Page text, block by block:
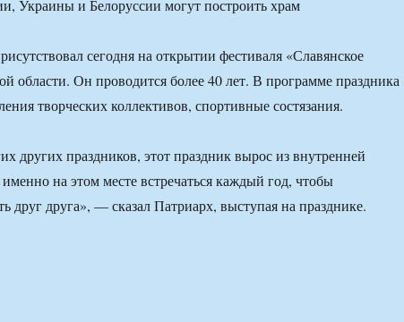
сегодня на открытии фестиваля «Славянское
области. Он проводится более 40 лет. В программе праздника
творческих коллективов, спортивные состязания.
других праздников, этот праздник вырос из внутренней
на этом месте встречаться каждый год, чтобы
друг друга», — сказал Патриарх, выступая на празднике.